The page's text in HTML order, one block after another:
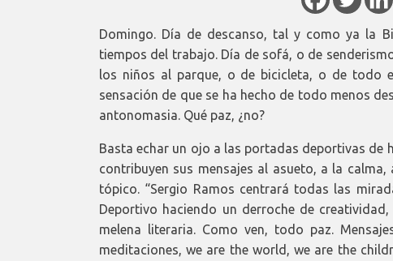
Domingo. Día de descanso, tal y como ya la
tiempos del trabajo. Día de sofá, o de
los niños al parque, o de bicicleta, o de todo
sensación de que se ha hecho de todo menos
antonomasia. Qué paz, ¿no?
Basta echar un ojo a las portadas deportivas de
contribuyen sus mensajes al asueto, a la
tópico. “Sergio Ramos centrará todas las
Deportivo haciendo un derroche de
melena literaria. Como ven, todo paz.
meditaciones, we are the world, we are the